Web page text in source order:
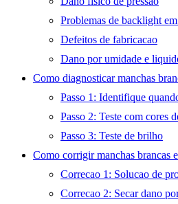
Problemas de backlight
Defeitos de fabricacao
Dano por umidade e
Como diagnosticar manchas
Passo 1: Identifique
Passo 2: Teste com cores
Passo 3: Teste de brilho
Como corrigir manchas brancas
Correcao 1: Solucao de
Correcao 2: Secar dano